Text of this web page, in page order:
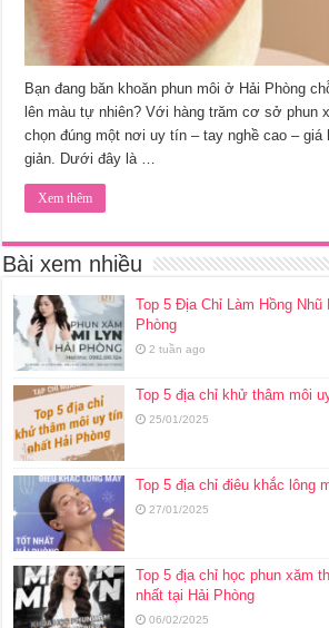
Bạn đang băn khoăn phun môi ở Hải Phòng
lên màu tự nhiên? Với hàng trăm cơ sở phun
chọn đúng một nơi uy tín – tay nghề cao –
giản. Dưới đây là …
Xem thêm
Bài xem nhiều
Top 5 Địa Chỉ Làm Hồng
Phòng
2 tuần ago
Top 5 địa chỉ khử thâm môi
25/01/2025
Top 5 địa chỉ điêu khắc lông
27/01/2025
Top 5 địa chỉ học phun xăm
nhất tại Hải Phòng
06/02/2025